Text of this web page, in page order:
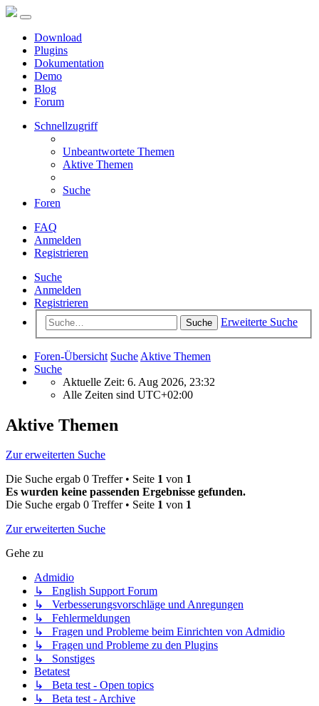
Download
Plugins
Dokumentation
Demo
Blog
Forum
Schnellzugriff
Unbeantwortete Themen
Aktive Themen
Suche
Foren
FAQ
Anmelden
Registrieren
Suche
Anmelden
Registrieren
Suche Erweiterte Suche
Foren-Übersicht Suche Aktive Themen
Suche
Aktuelle Zeit: 6. Aug 2026, 23:32
Alle Zeiten sind UTC+02:00
Aktive Themen
Zur erweiterten Suche
Die Suche ergab 0 Treffer • Seite 1 von 1
Es wurden keine passenden Ergebnisse gefunden.
Die Suche ergab 0 Treffer • Seite 1 von 1
Zur erweiterten Suche
Gehe zu
Admidio
↳ English Support Forum
↳ Verbesserungsvorschläge und Anregungen
↳ Fehlermeldungen
↳ Fragen und Probleme beim Einrichten von Admidio
↳ Fragen und Probleme zu den Plugins
↳ Sonstiges
Betatest
↳ Beta test - Open topics
↳ Beta test - Archive